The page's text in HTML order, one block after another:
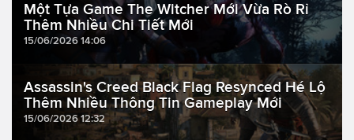
Một Tựa Game The Witcher Mới Vừa Rò Rỉ
Thêm Nhiều Chi Tiết Mới
15/06/2026 14:06
Assassin's Creed Black Flag Resynced Hé Lộ
Thêm Nhiều Thông Tin Gameplay Mới
15/06/2026 12:32